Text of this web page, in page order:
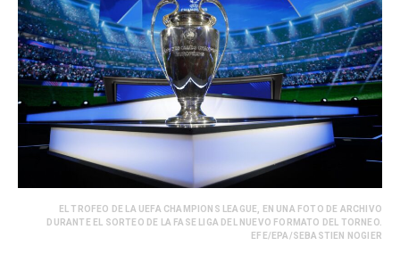
EL TROFEO DE LA UEFA CHAMPIONS LEAGUE, EN UNA FOTO DE ARCHIVO
DURANTE EL SORTEO DE LA FASE LIGA DEL NUEVO FORMATO DEL TORNEO.
EFE/EPA/SEBASTIEN NOGIER